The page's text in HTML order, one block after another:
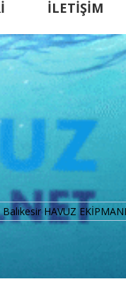
İLETIŞIM
Balıkesir HAVUZ